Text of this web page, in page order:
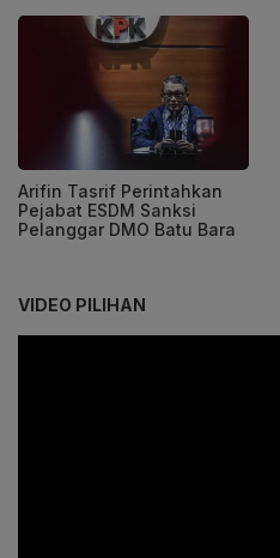
Arifin Tasrif Perintahkan
Pejabat ESDM Sanksi
Pelanggar DMO Batu Bara
VIDEO PILIHAN